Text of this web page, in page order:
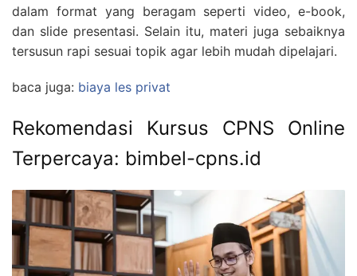
dalam format yang beragam seperti video, e-book,
dan slide presentasi. Selain itu, materi juga sebaiknya
tersusun rapi sesuai topik agar lebih mudah dipelajari.
baca juga: biaya les privat
Rekomendasi Kursus CPNS Online
Terpercaya: bimbel-cpns.id